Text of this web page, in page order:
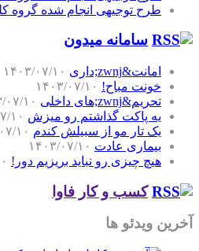
طرح توجیهی انجام شده گروه
سامانه میدون
امانت&zwnj;داری
۱۴۰۳/۰۷/۱۰
خونت مباح! ۱۴۰۳/۰۷/۱۰
تحریم&zwnj;های داخلی
۱۴۰۳/
یه پاکت گذاشتم رو میزش
یک تار مو از سبیلش کندم
بیماری عادت ۱۴۰۳/۰۷/۱۰
هیچ چیزی رو نباید بریزیم دور!
کسب و کار فاوا
آخرین ویدئو ها